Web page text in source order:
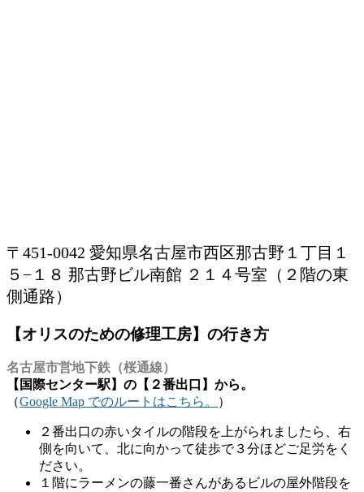
〒451-0042 愛知県名古屋市西区那古野１丁目１
５−１８ 那古野ビル南館 ２１４号室（２階の東
側通路）
【オリスのための修理工房】の行き方
名古屋市営地下鉄（桜通線）
【国際センター駅】の【２番出口】から。
（Google Map でのルートはこちら。 ）
２番出口の赤いタイルの階段を上がられましたら、右
側を向いて、北に向かって徒歩で３分ほどご足労をく
ださい。
１階にラーメンの藤一番さんがあるビルの屋外階段を